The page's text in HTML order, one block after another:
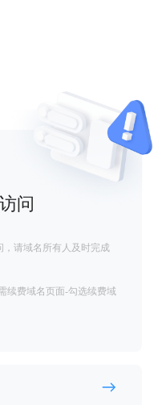
问
请域名所有人及时完成
续费域名页面-勾选续费域